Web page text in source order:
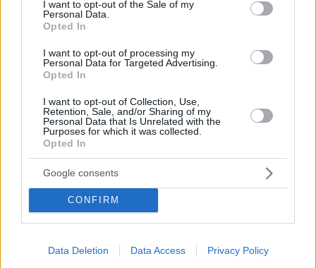
I want to opt-out of the Sale of my
Personal Data.
Opted In
I want to opt-out of processing my
Personal Data for Targeted Advertising.
Opted In
I want to opt-out of Collection, Use,
Retention, Sale, and/or Sharing of my
Personal Data that Is Unrelated with the
Purposes for which it was collected.
Opted In
Google consents
CONFIRM
Data Deletion Data Access Privacy Policy
από λοιμώδη εγκεφαλίτιδα, η οποία πιθανολογείται
πως προκλήθηκε μετά από τσίμπημα από κουνούπι